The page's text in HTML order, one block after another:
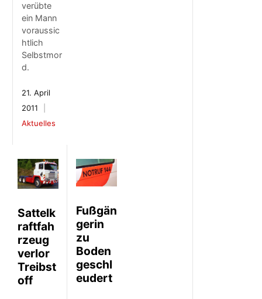
verübte
ein Mann
voraussic
htlich
Selbstmor
d.
21. April
2011
Aktuelles
Sattelk
raftfah
rzeug
verlor
Treibst
off
Fußgän
gerin
zu
Boden
geschl
eudert